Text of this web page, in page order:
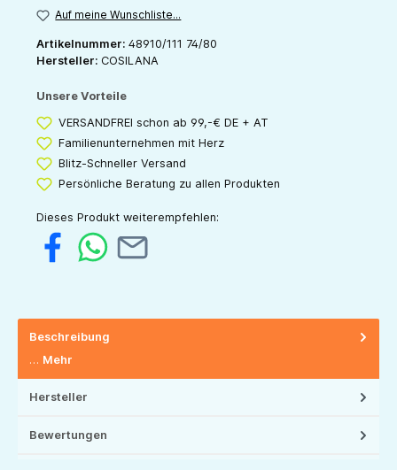
Auf meine Wunschliste...
Artikelnummer: 48910/111 74/80
Hersteller: COSILANA
Unsere Vorteile
VERSANDFREI schon ab 99,-€ DE + AT
Familienunternehmen mit Herz
Blitz-Schneller Versand
Persönliche Beratung zu allen Produkten
Dieses Produkt weiterempfehlen:
Beschreibung
… Mehr
Hersteller
Bewertungen